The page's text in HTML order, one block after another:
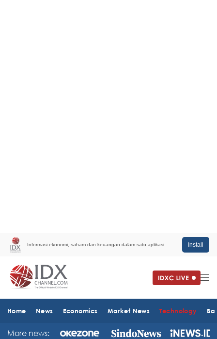
Informasi ekonomi, saham dan keuangan dalam satu aplikasi. Install
Home News Economics Market News Technology
More news: